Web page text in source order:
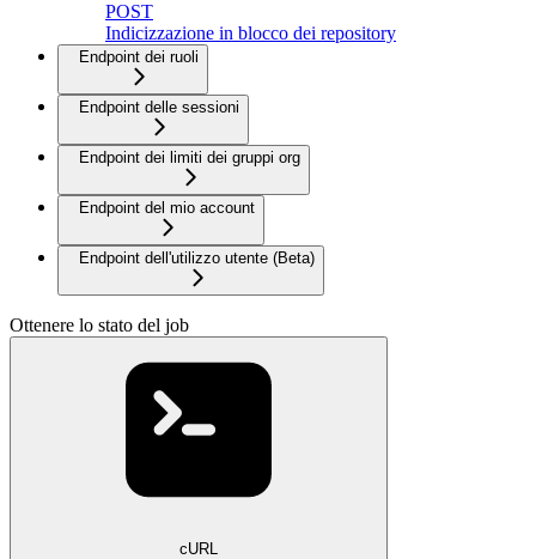
POST
Indicizzazione in blocco dei repository
Endpoint dei ruoli
Endpoint delle sessioni
Endpoint dei limiti dei gruppi org
Endpoint del mio account
Endpoint dell'utilizzo utente (Beta)
Ottenere lo stato del job
cURL